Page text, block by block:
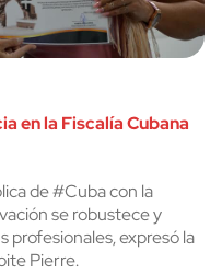
en la Fiscalía Cubana
de #Cuba con la
se robustece y
profesionales, expresó la
Pierre.